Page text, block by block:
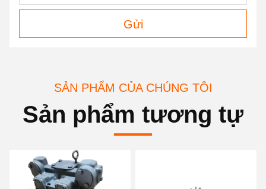
Gửi
SẢN PHẨM CỦA CHÚNG TÔI
Sản phẩm tương tự